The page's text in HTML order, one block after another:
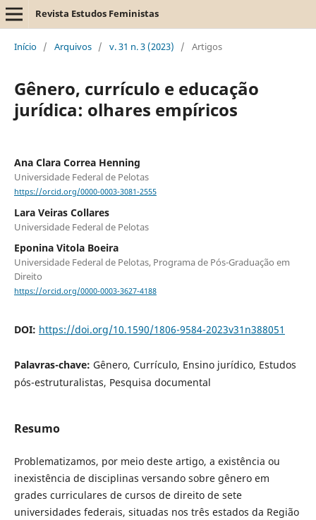
Revista Estudos Feministas
Início / Arquivos / v. 31 n. 3 (2023) / Artigos
Gênero, currículo e educação
jurídica: olhares empíricos
Ana Clara Correa Henning
Universidade Federal de Pelotas
https://orcid.org/0000-0003-3081-2555
Lara Veiras Collares
Universidade Federal de Pelotas
Eponina Vitola Boeira
Universidade Federal de Pelotas, Programa de Pós-Graduação em
Direito
https://orcid.org/0000-0003-3627-4188
DOI: https://doi.org/10.1590/1806-9584-2023v31n388051
Palavras-chave: Gênero, Currículo, Ensino jurídico, Estudos
pós-estruturalistas, Pesquisa documental
Resumo
Problematizamos, por meio deste artigo, a existência ou
inexistência de disciplinas versando sobre gênero em
grades curriculares de cursos de direito de sete
universidades federais, situadas nos três estados da Região